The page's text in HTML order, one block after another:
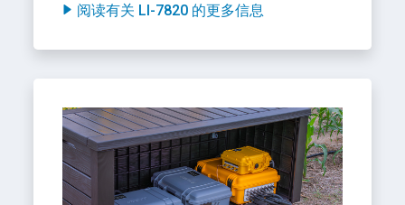
阅读有关 LI-7820 的更多信息